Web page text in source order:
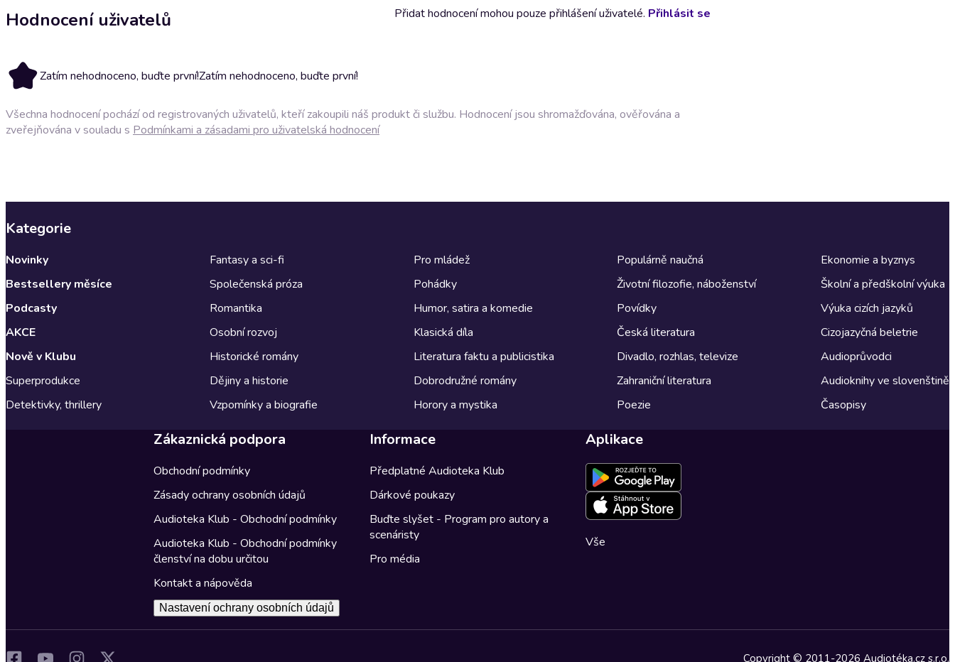
Hodnocení uživatelů
Zatím nehodnoceno, buďte první!Zatím nehodnoceno, buďte první!
Přidat hodnocení mohou pouze přihlášení uživatelé. Přihlásit se
Všechna hodnocení pochází od registrovaných uživatelů, kteří zakoupili náš produkt či službu. Hodnocení jsou shromažďována, ověřována a
zveřejňována v souladu s Podmínkami a zásadami pro uživatelská hodnocení
Kategorie
Novinky
Bestsellery měsíce
Podcasty
AKCE
Nově v Klubu
Superprodukce
Detektivky, thrillery
Fantasy a sci-fi
Společenská próza
Romantika
Osobní rozvoj
Historické romány
Dějiny a historie
Vzpomínky a biografie
Pro mládež
Pohádky
Humor, satira a komedie
Klasická díla
Literatura faktu a publicistika
Dobrodružné romány
Horory a mystika
Populárně naučná
Životní filozofie, náboženství
Povídky
Česká literatura
Divadlo, rozhlas, televize
Zahraniční literatura
Poezie
Ekonomie a byznys
Školní a předškolní výuka
Výuka cizích jazyků
Cizojazyčná beletrie
Audioprůvodci
Audioknihy ve slovenštině
Časopisy
Zákaznická podpora
Obchodní podmínky
Zásady ochrany osobních údajů
Audioteka Klub - Obchodní podmínky
Audioteka Klub - Obchodní podmínky
členství na dobu určitou
Kontakt a nápověda
Nastavení ochrany osobních údajů
Informace
Předplatné Audioteka Klub
Dárkové poukazy
Buďte slyšet - Program pro autory a
scenáristy
Pro média
Aplikace
Vše
Copyright © 2011-2026 Audiotéka.cz s.r.o.